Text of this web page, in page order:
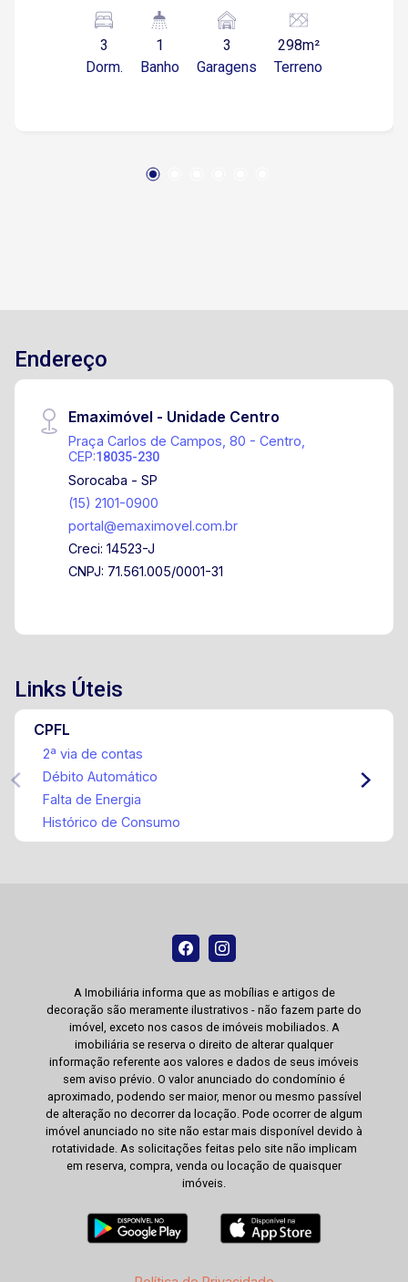
terraço e sacadas Escritório com banheiro
Lavabo Área de serviço Quintal amplo com
espaço gourmet e churrasqueira Piscina
3
Dorm.
1
Banho
3
Garagens
298m²
Terreno
Endereço
Emaximóvel - Unidade Centro
Praça Carlos de Campos, 80 - Centro,
CEP:18035-230
Sorocaba - SP
(15) 2101-0900
portal@emaximovel.com.br
Creci: 14523-J
CNPJ: 71.561.005/0001-31
Links Úteis
CPFL
2ª via de contas
Débito Automático
Falta de Energia
Histórico de Consumo
A Imobiliária informa que as mobílias e artigos de
decoração são meramente ilustrativos - não fazem parte do
imóvel, exceto nos casos de imóveis mobiliados. A
imobiliária se reserva o direito de alterar qualquer
informação referente aos valores e dados de seus imóveis
sem aviso prévio. O valor anunciado do condomínio é
aproximado, podendo ser maior, menor ou mesmo passível
de alteração no decorrer da locação. Pode ocorrer de algum
imóvel anunciado no site não estar mais disponível devido à
rotatividade. As solicitações feitas pelo site não implicam
em reserva, compra, venda ou locação de quaisquer
imóveis.